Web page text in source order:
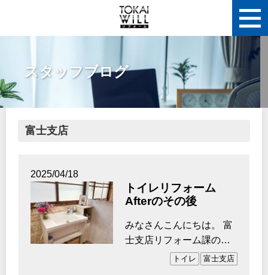
スタッフブログ
富士支店
2025/04/18
トイレリフォーム
Afterのその後
みなさんこんにちは。 富
士支店リフォーム課の澤
田です。 私事ですが先
トイレ 富士支店